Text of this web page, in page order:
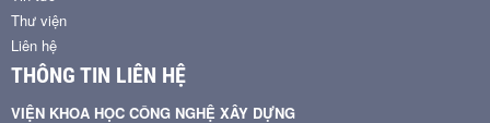
Thư viện
Liên hệ
THÔNG TIN LIÊN HỆ
VIỆN KHOA HỌC CÔNG NGHỆ XÂY DỰNG